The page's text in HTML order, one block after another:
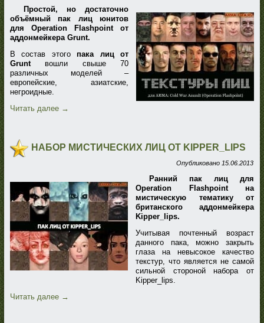
Простой, но достаточно
объёмный пак лиц юнитов
для Operation Flashpoint от
аддонмейкера Grunt.
В состав этого пака лиц от
Gruntвошли свыше 70
различных моделей –
европейские, азиатские,
негроидные.
Читать далее →
НАБОР МИСТИЧЕСКИХ ЛИЦ ОТ KIPPER_LIPS
Опубликовано 15.06.2013
Ранний пак лиц для
Operation Flashpoint на
мистическую тематику от
британского аддонмейкера
Kipper_lips.
Учитывая почтенный возраст
данного пака, можно закрыть
глаза на невысокое качество
текстур, что является не самой
сильной стороной набора от
Kipper_lips.
Читать далее →